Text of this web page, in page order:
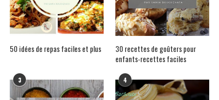
50 idées de repas faciles et plus
30 recettes de goûters pour
enfants-recettes faciles
3 4